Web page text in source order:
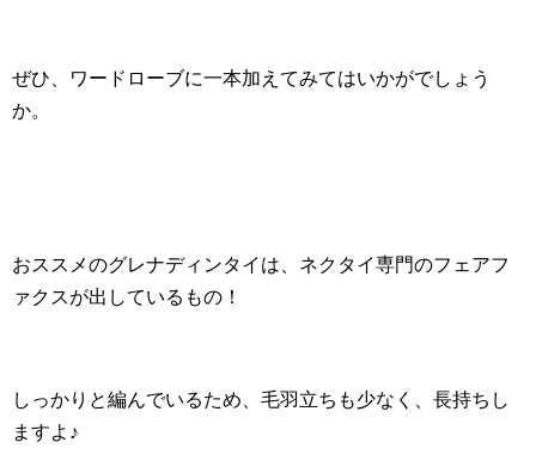
ぜひ、ワードローブに一本加えてみてはいかがでしょう
か。
おススメのグレナディンタイは、ネクタイ専門のフェアフ
ァクスが出しているもの！
しっかりと編んでいるため、毛羽立ちも少なく、長持ちし
ますよ♪